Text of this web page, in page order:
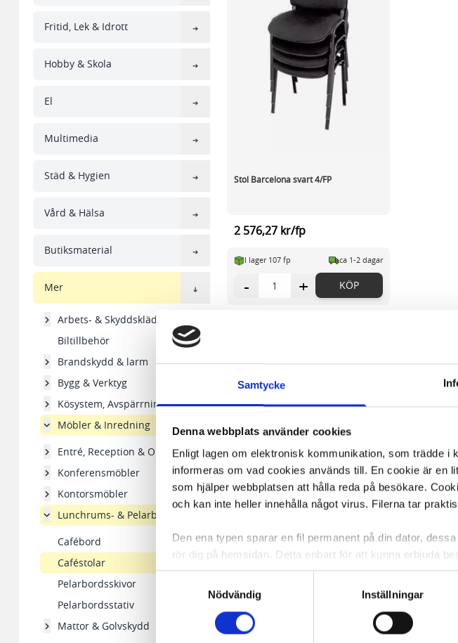
Samtycke
Denna webbplats använder cookies
Enligt lagen om elektronisk kommunikation, som trädde
informeras om vad cookies används till. En cookie är en
som hjälper webbplatsen att hålla reda på besökare.
och kan inte heller innehålla något virus. Filerna tar
Den ena typen sparar en fil permanent på din dator,
rör dig på hemsidan. Detta enbart för att kunna erbjuda
de flesta webbläsare har funktioner för detta.
någon koppling till personlig information, alltså helt
Den andra typen av cookies som vanligtvis används är
Nödvändig
Inställningar
Fritid, Lek & Idrott
Hobby & Skola
El
Multimedia
Städ & Hygien
Vård & Hälsa
Butiksmaterial
Mer
Arbets- & Skyddskläder
Biltillbehör
Brandskydd & larm
Bygg & Verktyg
Kösystem, Avspärrningsstolpar
Möbler & Inredning
Entré, Reception & Ombyte
Konferensmöbler
Kontorsmöbler
Lunchrums- & Pelarbord
Cafébord
Caféstolar
Pelarbordsskivor
Pelarbordsstativ
Mattor & Golvskydd
Stol Barcelona svart 4/FP
2 576,27 kr/fp
I lager 107 fp ca 1-2 dagar
- + KÖP